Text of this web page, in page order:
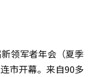
领军者年会（夏季
市开幕。来自90多